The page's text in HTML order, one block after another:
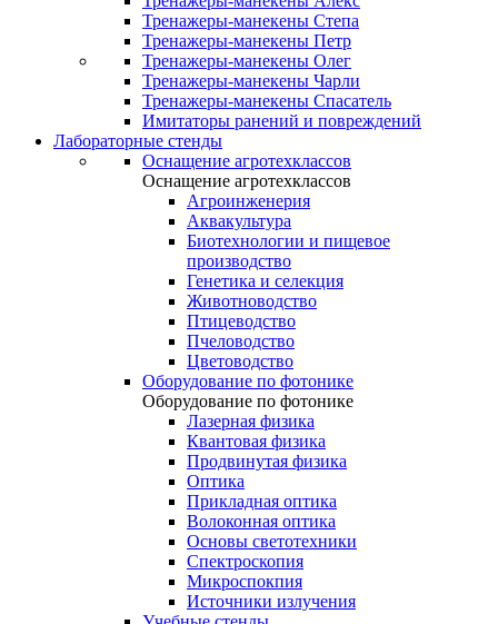
Тренажеры-манекены Степа
Тренажеры-манекены Петр
Тренажеры-манекены Олег
Тренажеры-манекены Чарли
Тренажеры-манекены Спасатель
Имитаторы ранений и повреждений
Лабораторные стенды
Оснащение агротехклассов
Оснащение агротехклассов
Агроинженерия
Аквакультура
Биотехнологии и пищевое
производство
Генетика и селекция
Животноводство
Птицеводство
Пчеловодство
Цветоводство
Оборудование по фотонике
Оборудование по фотонике
Лазерная физика
Квантовая физика
Продвинутая физика
Оптика
Прикладная оптика
Волоконная оптика
Основы светотехники
Спектроскопия
Микроспокпия
Источники излучения